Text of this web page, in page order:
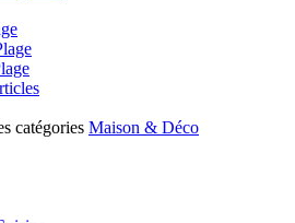
catégories Maison & Déco